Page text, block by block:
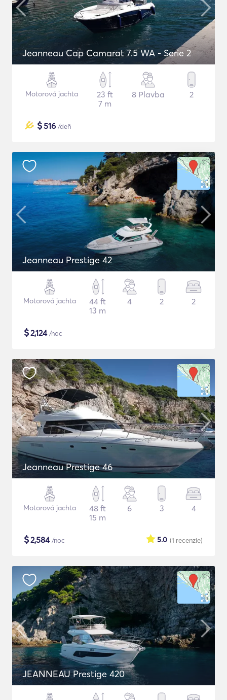
Jeanneau Cap Camarat 7.5 WA - Serie 2
Motorová jachta
23 ft
7 m
8 Plavba 2
$516 /deň
Jeanneau Prestige 42
Motorová jachta
44 ft
13 m
4 2 2
$2,124/noc
Jeanneau Prestige 46
Motorová jachta
48 ft
15 m
6 3 4
$2,584/noc (1 recenzie)
5.0
JEANNEAU Prestige 420